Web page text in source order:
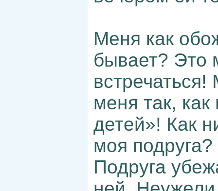
Меня как
бывает? Это
меня так,
детей»! Как
моя подруга?
Подруга